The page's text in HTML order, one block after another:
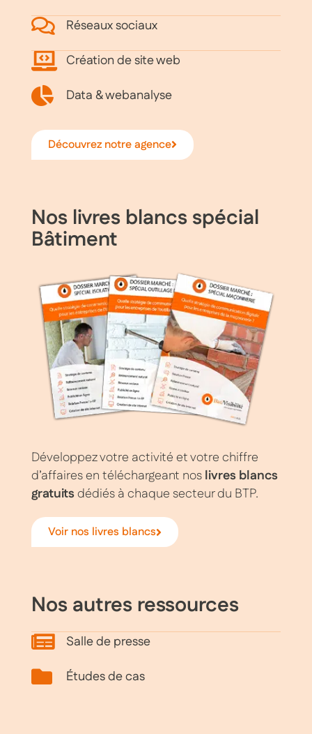
Réseaux sociaux
Création de site web
Data & webanalyse
Découvrez notre agence
Nos livres blancs spécial
Bâtiment
Développez votre activité et votre chiffre
d’affaires en téléchargeant nos livres blancs
gratuitsdédiés à chaque secteur du BTP.
Voir nos livres blancs
Nos autres ressources
Salle de presse
Études de cas